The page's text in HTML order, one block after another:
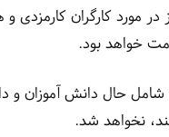
مورد کارگران
خواهد بود.
نخواهد شد.